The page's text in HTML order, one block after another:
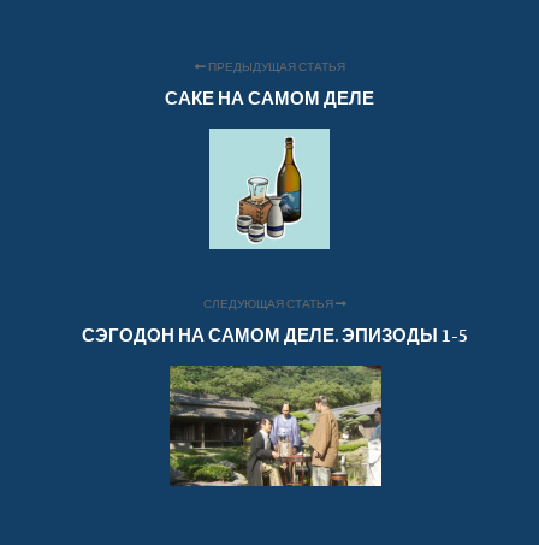
ПРЕДЫДУЩАЯ СТАТЬЯ
САКЕ НА САМОМ ДЕЛЕ
СЛЕДУЮЩАЯ СТАТЬЯ
СЭГОДОН НА САМОМ ДЕЛЕ. ЭПИЗОДЫ 1-5